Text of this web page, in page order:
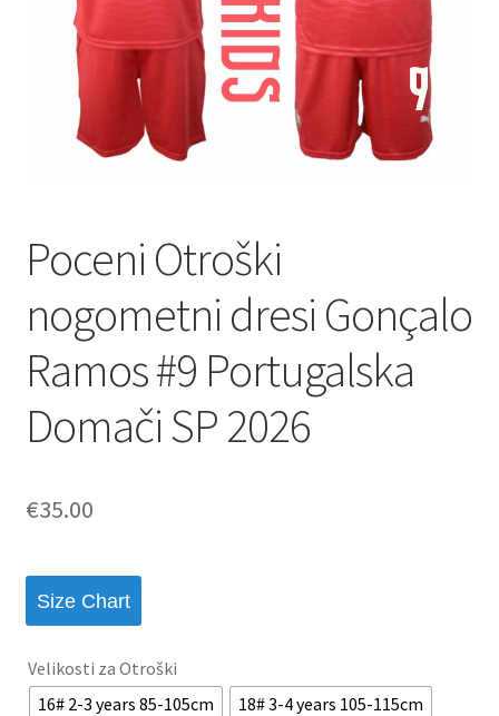
Zaključek nakupa
Poceni Otroški
nogometni dresi Gonçalo
Ramos #9 Portugalska
Domači SP 2026
€35.00
Size Chart
Velikosti za Otroški
16# 2-3 years 85-105cm
18# 3-4 years 105-115cm